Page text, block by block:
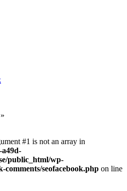
»
#1 is not an array in
a49d-
public_html/wp-
comments/seofacebook.php on line